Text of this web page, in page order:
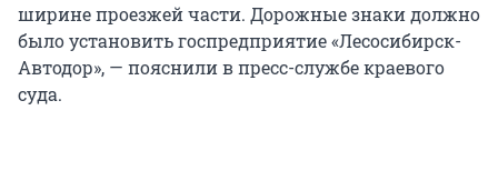
ширине проезжей части. Дорожные знаки должно
было установить госпредприятие «Лесосибирск-
Автодор», — пояснили в пресс-службе краевого
суда.